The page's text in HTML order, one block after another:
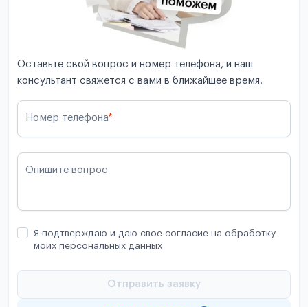
Оставьте свой вопрос и номер телефона, и наш
консультант свяжется с вами в ближайшее время.
Номер телефона*
Опишите вопрос
Я подтверждаю и даю свое согласие на обработку
моих персональных данных
Отправить заявку